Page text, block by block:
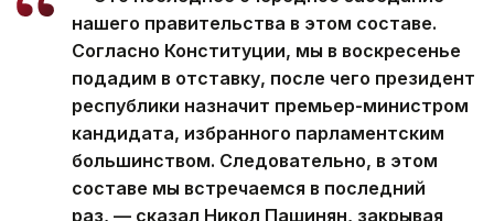
нашего правительства в этом составе.
Согласно Конституции, мы в воскресенье
подадим в отставку, после чего президент
республики назначит премьер-министром
кандидата, избранного парламентским
большинством. Следовательно, в этом
составе мы встречаемся в последний
раз, — сказал Никол Пашинян, закрывая